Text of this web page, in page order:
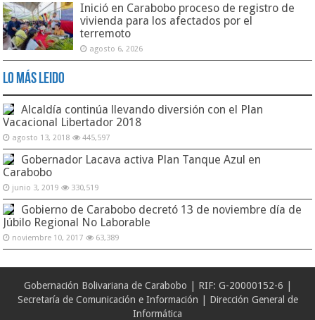
Inició en Carabobo proceso de registro de
vivienda para los afectados por el
terremoto
agosto 6, 2026
Lo Más Leido
Alcaldía continúa llevando diversión con el Plan
Vacacional Libertador 2018
agosto 13, 2018 445,597
Gobernador Lacava activa Plan Tanque Azul en
Carabobo
junio 3, 2019 330,519
Gobierno de Carabobo decretó 13 de noviembre día de
Júbilo Regional No Laborable
noviembre 10, 2017 63,389
Gobernación Bolivariana de Carabobo | RIF: G-20000152-6 |
Secretaría de Comunicación e Información | Dirección General de
Informática